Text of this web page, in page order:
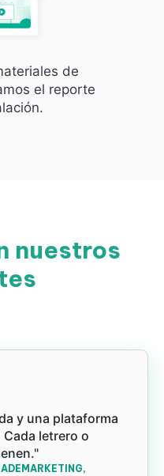
de
el reporte
nuestros
y una plataforma
letrero o